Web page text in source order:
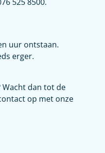
uur ontstaan.
erger.
Wacht dan tot de
op met onze